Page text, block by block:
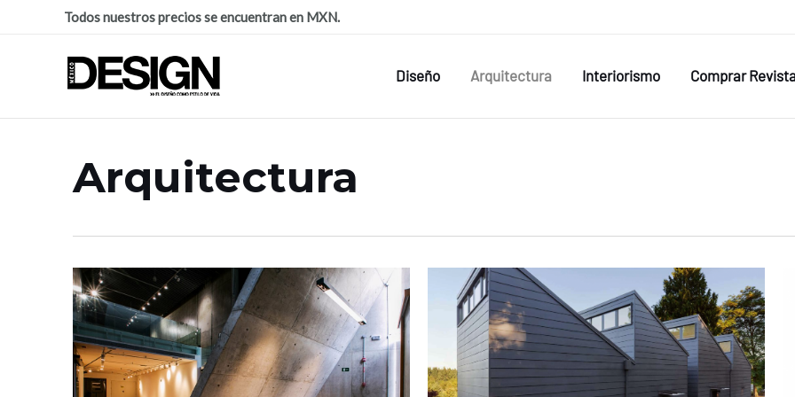
Todos nuestros precios se encuentran en MXN.
Diseño Arquitectura Interiorismo Comprar
Arquitectura